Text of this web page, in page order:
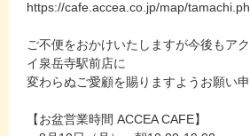
https://cafe.accea.co.jp/map/
ご不便をおかけいたしますが今後もア
イ泉岳寺駅前店に
変わらぬご愛顧を賜りますようお願い申
【お盆営業時間 ACCEA CAFE】